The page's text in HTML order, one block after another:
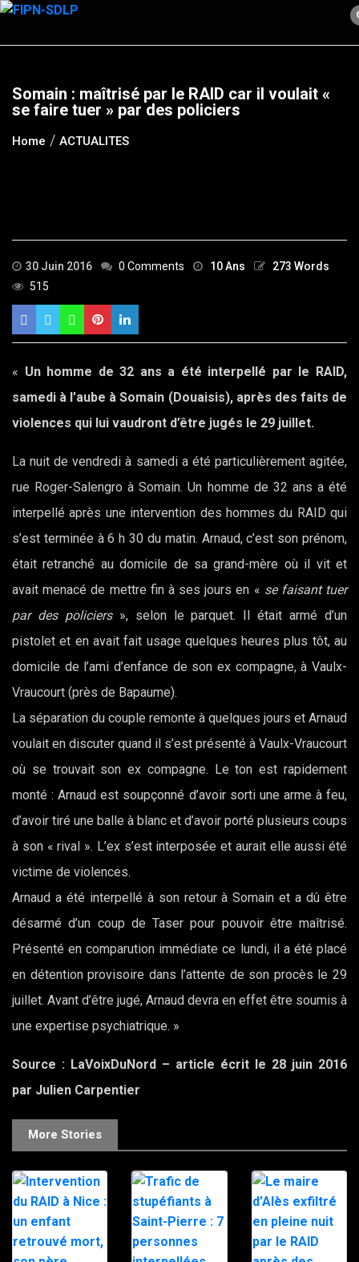
Skip
content
Somain : maîtrisé par le RAID car il voulait «
se faire tuer » par des policiers
Home ACTUALITES
30 Juin 2016 0 Comments 10 Ans
273 Words
515
« Un homme de 32 ans a été interpellé par le RAID,
samedi à l’aube à Somain (Douaisis), après des faits de
violences qui lui vaudront d’être jugés le 29 juillet.
La nuit de vendredi à samedi a été particulièrement agitée,
rue Roger-Salengro à Somain. Un homme de 32 ans a été
interpellé après une intervention des hommes du RAID qui
s’est terminée à 6 h 30 du matin. Arnaud, c’est son prénom,
était retranché au domicile de sa grand-mère où il vit et
avait menacé de mettre fin à ses jours en « se faisant tuer
par des policiers», selon le parquet. Il était armé d’un
pistolet et en avait fait usage quelques heures plus tôt, au
domicile de l’ami d’enfance de son ex compagne, à Vaulx-
Vraucourt (près de Bapaume).
La séparation du couple remonte à quelques jours et Arnaud
voulait en discuter quand il s’est présenté à Vaulx-Vraucourt
où se trouvait son ex compagne. Le ton est rapidement
monté : Arnaud est soupçonné d’avoir sorti une arme à feu,
d’avoir tiré une balle à blanc et d’avoir porté plusieurs coups
à son « rival ». L’ex s’est interposée et aurait elle aussi été
victime de violences.
Arnaud a été interpellé à son retour à Somain et a dû être
désarmé d’un coup de Taser pour pouvoir être maîtrisé.
Présenté en comparution immédiate ce lundi, il a été placé
en détention provisoire dans l’attente de son procès le 29
juillet. Avant d’être jugé, Arnaud devra en effet être soumis à
une expertise psychiatrique. »
Source : LaVoixDuNord – article écrit le 28 juin 2016
par Julien Carpentier
More Stories